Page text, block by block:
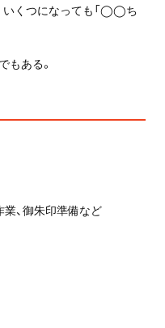
いくつになっても「◯◯ち
もある。
、御朱印準備など